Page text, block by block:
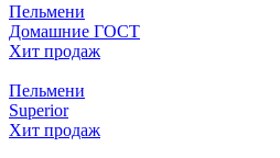
Пельмени
Домашние ГОСТ
Хит продаж
Пельмени
Superior
Хит продаж